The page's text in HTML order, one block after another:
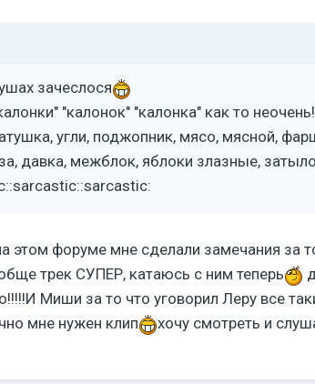
зачеслося
"калонок" "калонка" как то
угли, поджопник, мясо, мясной,
давка, межблок, яблоки злазные,
этом форуме мне сделали замечания за
трек СУПЕР, катаюсь с ним теперь
Миши за то что уговорил Леру все
мне нужен клип
хочу смотреть и